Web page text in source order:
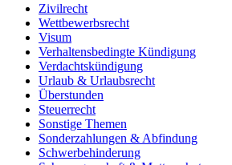
Zivilrecht
Wettbewerbsrecht
Visum
Verhaltensbedingte Kündigung
Verdachtskündigung
Urlaub & Urlaubsrecht
Überstunden
Steuerrecht
Sonstige Themen
Sonderzahlungen & Abfindung
Schwerbehinderung